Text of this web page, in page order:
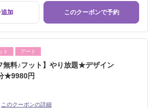
加 このクーポンで予約
ト アート
無料♪フット】やり放題★デザイン
★9980円
このクーポンの詳細